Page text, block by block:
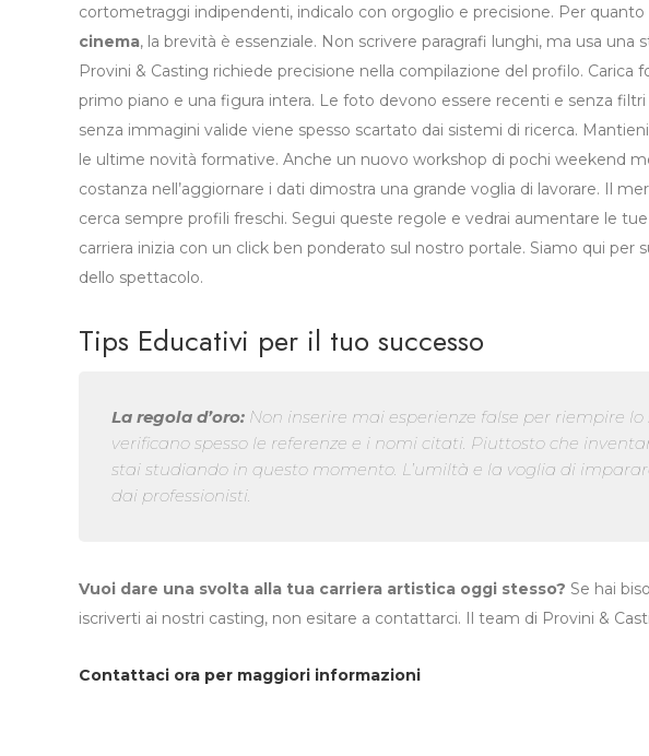
cortometraggi indipendenti, indicalo con orgoglio e precisione. Per quanto
cinema, la brevità è essenziale. Non scrivere paragrafi lunghi, ma usa una
Provini & Casting richiede precisione nella compilazione del profilo. Carica
primo piano e una figura intera. Le foto devono essere recenti e senza
senza immagini valide viene spesso scartato dai sistemi di ricerca.
le ultime novità formative. Anche un nuovo workshop di pochi weekend
costanza nell’aggiornare i dati dimostra una grande voglia di lavorare. Il
cerca sempre profili freschi. Segui queste regole e vedrai aumentare le
carriera inizia con un click ben ponderato sul nostro portale. Siamo qui
dello spettacolo.
Tips Educativi per il tuo successo
La regola d’oro: Non inserire mai esperienze false per riempire
verificano spesso le referenze e i nomi citati. Piuttosto che
stai studiando in questo momento. L’umiltà e la voglia di
dai professionisti.
Vuoi dare una svolta alla tua carriera artistica oggi stesso? Se hai
iscriverti ai nostri casting, non esitare a contattarci. Il team di Provini &
Contattaci ora per maggiori informazioni